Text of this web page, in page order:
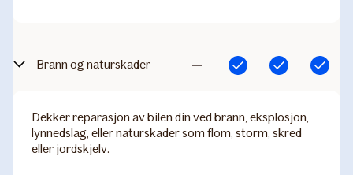
Brann og naturskader Inkludert Inkludert Inkludert
Dekker reparasjon av bilen din ved brann, eksplosjon,
lynnedslag, eller naturskader som flom, storm, skred
eller jordskjelv.